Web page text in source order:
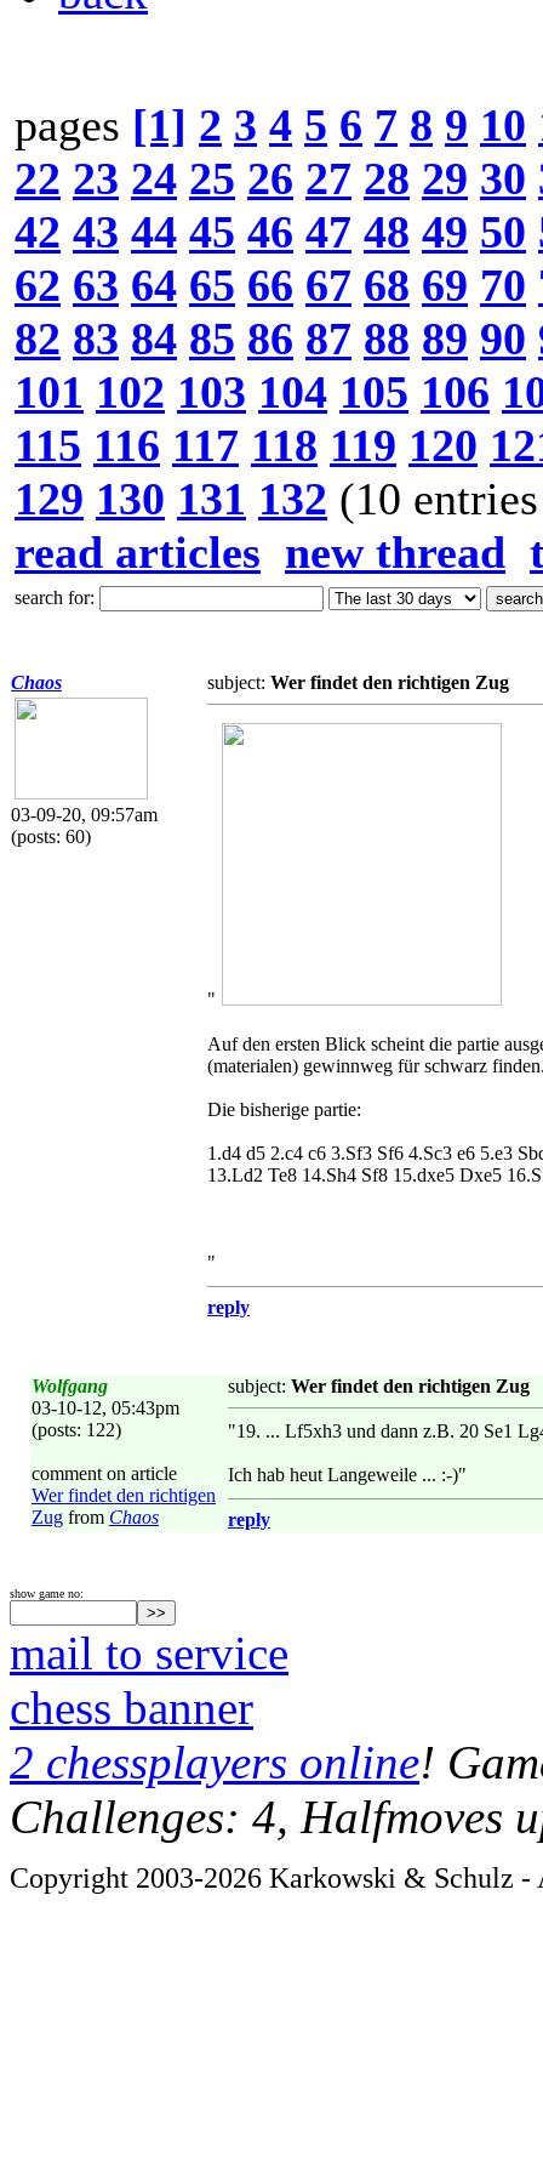
pages [1] 2 3 4 5 6 7 8 9 10
22 23 24 25 26 27 28 29 30
42 43 44 45 46 47 48 49 50
62 63 64 65 66 67 68 69 70
82 83 84 85 86 87 88 89 90
101 102 103 104 105 106
115 116 117 118 119 120
129 130 131 132 (10
read articles new thread
search for:
Chaos
03-09-20, 09:57am
(posts: 60)
subject: Wer findet den richtigen Zug
"
Auf den ersten Blick scheint die partie
(materialen) gewinnweg für schwarz
Die bisherige partie:
1.d4 d5 2.c4 c6 3.Sf3 Sf6 4.Sc3 e6 5.e3
13.Ld2 Te8 14.Sh4 Sf8 15.dxe5 Dxe5
"
reply
Wolfgang
03-10-12, 05:43pm
(posts: 122)
comment on article
Wer findet den richtigen
Zug from Chaos
subject: Wer findet den richtigen Zug
"19. ... Lf5xh3 und dann z.B. 20 Se1
Ich hab heut Langeweile ... :-)"
reply
show game no:
mail to service
chess banner
2 chessplayers online!
Challenges: 4, Halfmoves
Copyright 2003-2026 Karkowski & Schulz